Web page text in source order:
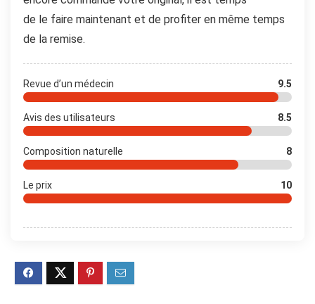
de le faire maintenant et de profiter en même temps
de la remise.
Revue d’un médecin 9.5
Avis des utilisateurs 8.5
Composition naturelle 8
Le prix 10